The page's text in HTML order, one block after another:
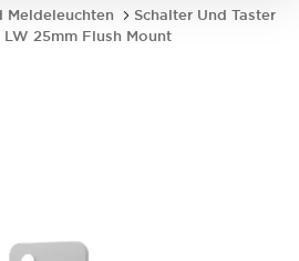
Meldeleuchten
Schalter Und Taster
LW 25mm Flush Mount